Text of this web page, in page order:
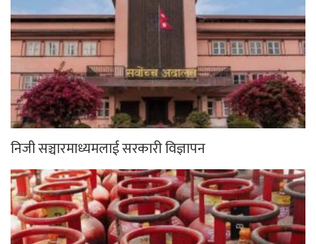
निजी सञ्चारमाध्यमलाई सरकारी विज्ञापन